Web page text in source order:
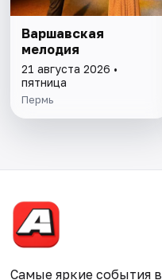
Варшавская
мелодия
21 августа 2026 •
пятница
Пермь
Самые яркие события в